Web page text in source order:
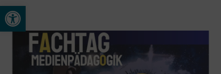
Werkzeugleiste öffnen